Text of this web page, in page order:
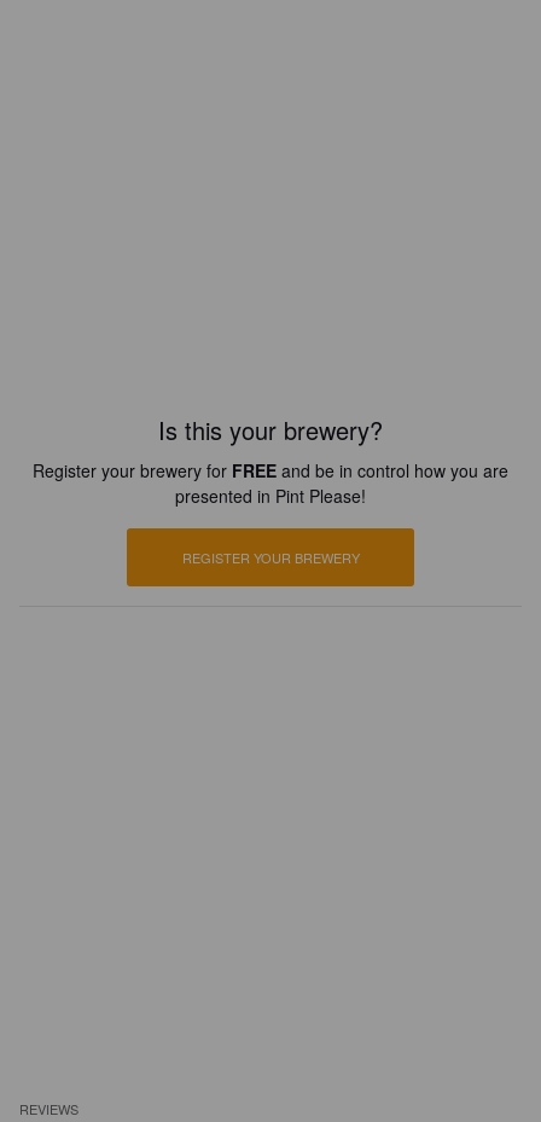
Is this your brewery?
Register your brewery for FREE and be in control how you are
presented in Pint Please!
REGISTER YOUR BREWERY
REVIEWS